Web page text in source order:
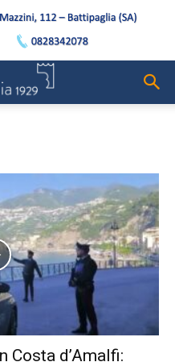
Costa d’Amalfi: